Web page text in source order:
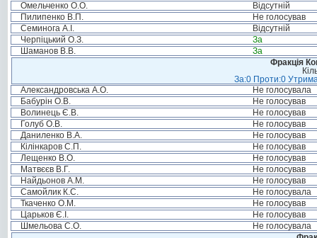
Омельченко О.О.
Відсутній
Пилипенко В.П.
Не голосував
Семинога А.І.
Відсутній
Черпіцький О.З.
За
Шаманов В.В.
За
Фракція
За:0 Проти:0
Александровська А.О.
Не голосувала
Бабурін О.В.
Не голосував
Волинець Є.В.
Не голосував
Голуб О.В.
Не голосував
Даниленко В.А.
Не голосував
Кілінкаров С.П.
Не голосував
Лещенко В.О.
Не голосував
Матвєєв В.Г.
Не голосував
Найдьонов А.М.
Не голосував
Самойлик К.С.
Не голосувала
Ткаченко О.М.
Не голосував
Царьков Є.І.
Не голосував
Шмельова С.О.
Не голосувала